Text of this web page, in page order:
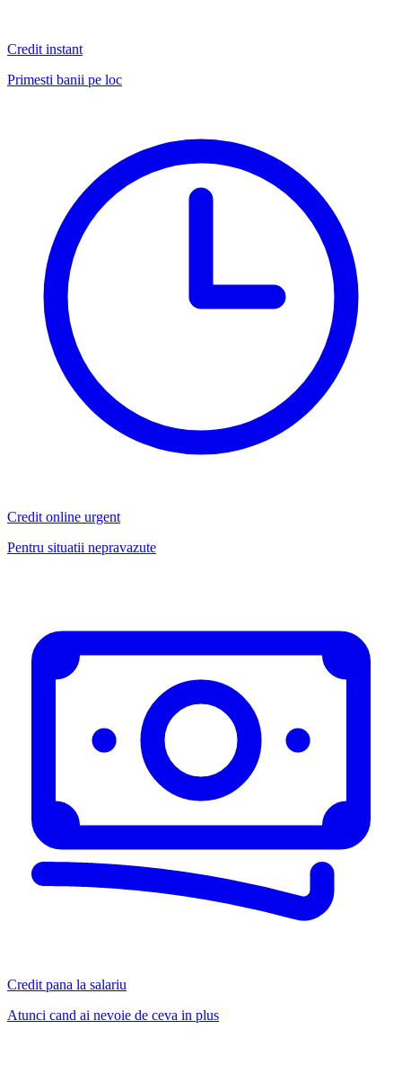
Credit instant
Primesti banii pe loc
Credit online urgent
Pentru situatii nepravazute
Credit pana la salariu
Atunci cand ai nevoie de ceva in plus